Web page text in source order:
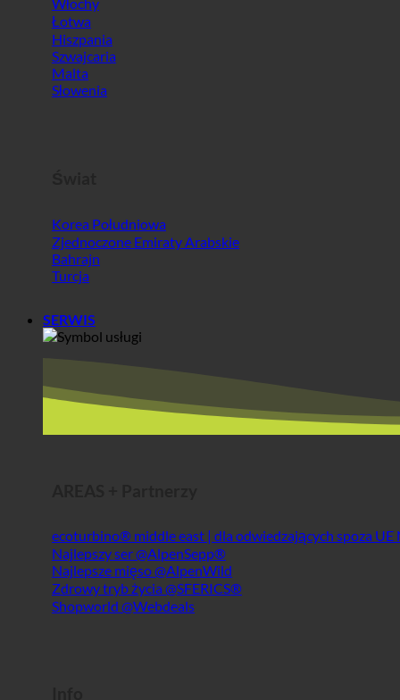
Włochy
Łotwa
Hiszpania
Szwajcaria
Malta
Słowenia
Korea Południowa
Zjednoczone Emiraty Arabskie
Bahrajn
Turcja
SERWIS
ecoturbino® middle east | dla odwiedzających spoza UE
Najlepszy ser @AlpenSepp®
Najlepsze mięso @AlpenWild
Zdrowy tryb życia @SFERICS®
Shopworld @Webdeals